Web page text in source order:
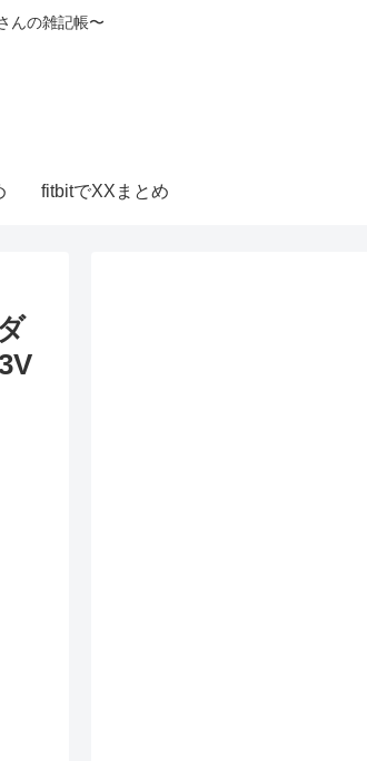
んの雑記帳〜
fitbitでXXまとめ